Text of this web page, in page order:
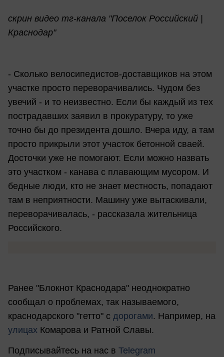
скрин видео тг-канала "Поселок Российский |
Краснодар"
- Сколько велосипедистов-доставщиков на этом
участке просто переворачивались. Чудом без
увечий - и то неизвестно. Если бы каждый из тех
пострадавших заявил в прокуратуру, то уже
точно бы до президента дошло. Вчера иду, а там
просто прикрыли этот участок бетонной сваей.
Досточки уже не помогают. Если можно назвать
это участком - канава с плавающим мусором. И
бедные люди, кто не знает местность, попадают
там в неприятности. Машину уже вытаскивали,
переворачивалась, - рассказала жительница
Российского.
Ранее "Блокнот Краснодара" неоднократно
сообщал о проблемах, так называемого,
краснодарского "гетто" с дорогами. Например, на
улицах Комарова и Ратной Славы.
Подписывайтесь на нас в Telegram